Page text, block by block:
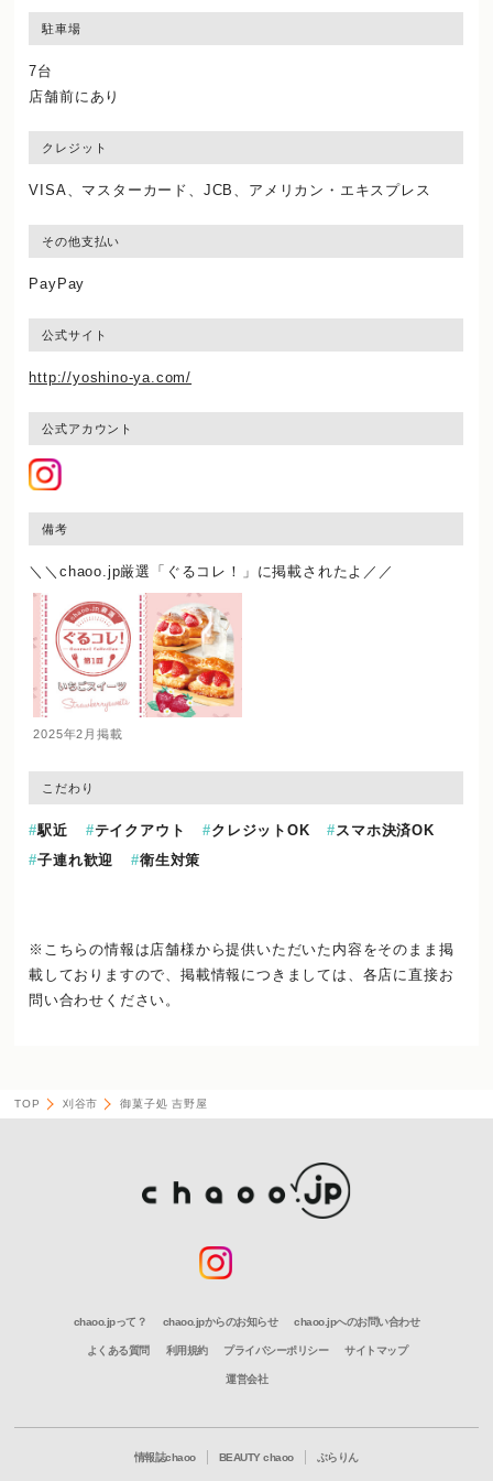
駐車場
7台
店舗前にあり
クレジット
VISA、マスターカード、JCB、アメリカン・エキスプレス
その他支払い
PayPay
公式サイト
http://yoshino-ya.com/
公式アカウント
備考
＼＼chaoo.jp厳選「ぐるコレ！」に掲載されたよ／／
2025年2月掲載
こだわり
駅近 テイクアウト クレジットOK
スマホ決済OK
子連れ歓迎
衛生対策
※こちらの情報は店舗様から提供いただいた内容をそのまま掲
載しておりますので、掲載情報につきましては、各店に直接お
問い合わせください。
TOP 刈谷市 御菓子処 吉野屋
chaoo.jpって？ chaoo.jpからのお知らせ chaoo.jpへのお問い合わせ
よくある質問 利用規約 プライバシーポリシー サイトマップ
運営会社
情報誌chaoo BEAUTY chaoo ぶらりん